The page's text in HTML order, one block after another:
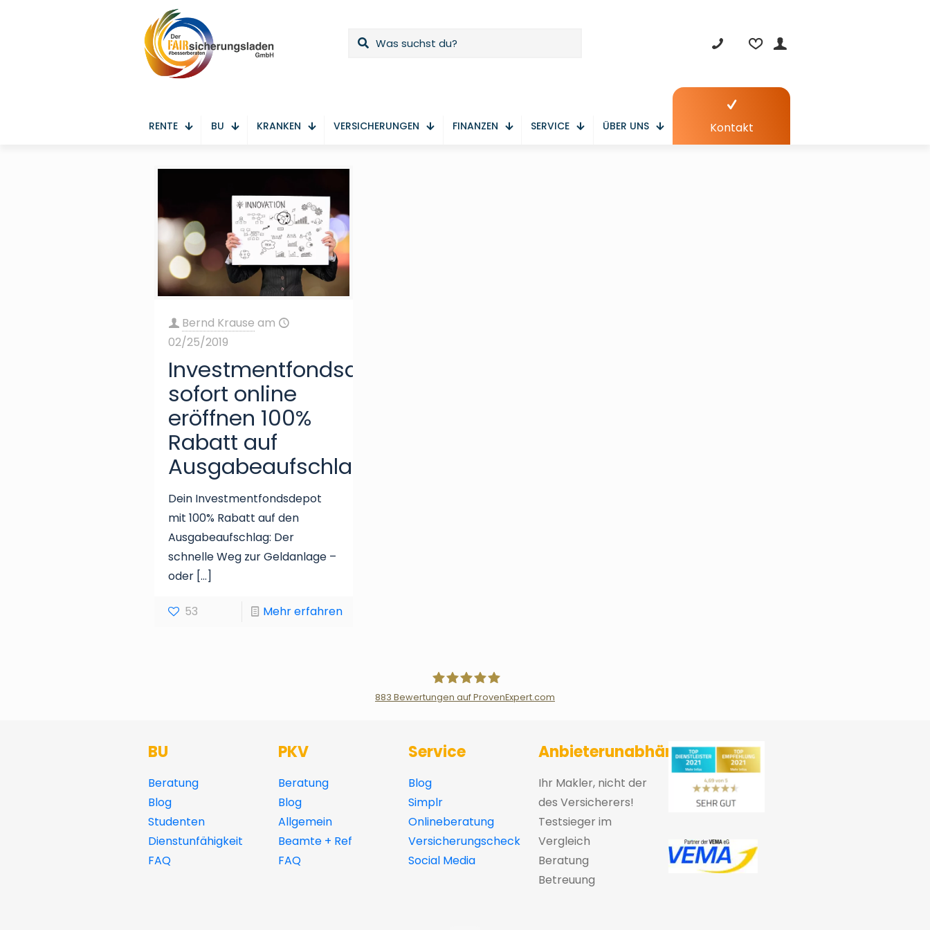
RENTE BU KRANKEN VERSICHERUNGEN FINANZEN SERVICE ÜBER UNS Kontakt
Bernd Krause am
02/25/2019
Investmentfondsdepot
sofort online
eröffnen 100%
Rabatt auf
Ausgabeaufschlag
Dein Investmentfondsdepot
mit 100% Rabatt auf den
Ausgabeaufschlag: Der
schnelle Weg zur Geldanlage –
oder […]
53 Mehr erfahren
883 Bewertungen auf ProvenExpert.com
BU
Beratung
Blog
Studenten
Dienstunfähigkeit
FAQ
PKV
Beratung
Blog
Allgemein
Beamte + Ref
FAQ
Service
Blog
Simplr
Onlineberatung
Versicherungscheck
Social Media
Anbieterunabhängig
Ihr Makler, nicht der
des Versicherers!
Testsieger im
Vergleich
Beratung
Betreuung